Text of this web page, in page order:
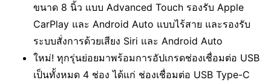
ขนาด 8 นิ้ว แบบ Advanced Touch รองรับ Apple
CarPlay และ Android Auto แบบไร้สาย และรองรับ
ระบบสั่งการด้วยเสียง Siri และ Android Auto
ใหม่! ทุกรุ่นย่อยมาพร้อมการอัปเกรดช่องเชื่อมต่อ USB
เป็นทั้งหมด 4 ช่อง ได้แก่ ช่องเชื่อมต่อ USB Type-C